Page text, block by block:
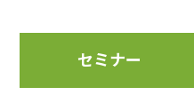
セミナー